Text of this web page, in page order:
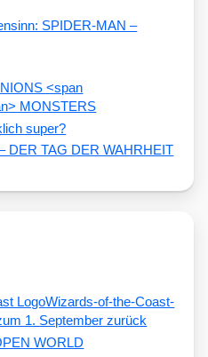
SPIDER-MAN –
<span
MONSTERS
super?
DER TAG DER WAHRHEIT
Wizards-of-the-Coast-
1. September zurück
WORLD